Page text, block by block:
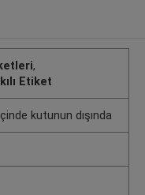
,
Etiket
kutunun dışında